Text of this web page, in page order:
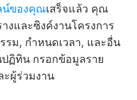
น์ของคุณเสร็จแล้ว คุณ
งและซิงค์งานโครงการ
ม, กำหนดเวลา, และอื่น
ฏิทิน กรอกข้อมูลราย
ะผู้ร่วมงาน